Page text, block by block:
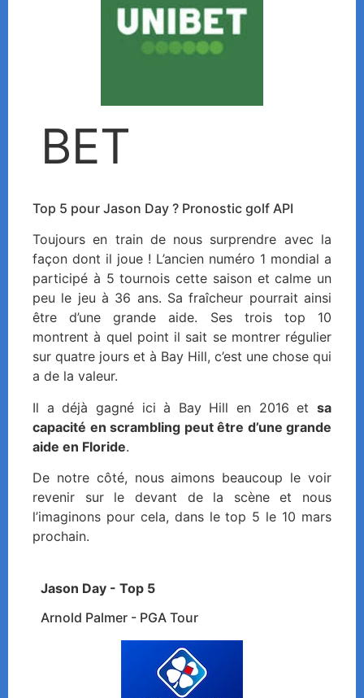
BET
Top 5 pour Jason Day ? Pronostic golf API
Toujours en train de nous surprendre avec la
façon dont il joue ! L’ancien numéro 1 mondial a
participé à 5 tournois cette saison et calme un
peu le jeu à 36 ans. Sa fraîcheur pourrait ainsi
être d’une grande aide. Ses trois top 10
montrent à quel point il sait se montrer régulier
sur quatre jours et à Bay Hill, c’est une chose qui
a de la valeur.
Il a déjà gagné ici à Bay Hill en 2016 et sa
capacité en scrambling peut être d’une grande
aide en Floride.
De notre côté, nous aimons beaucoup le voir
revenir sur le devant de la scène et nous
l’imaginons pour cela, dans le top 5 le 10 mars
prochain.
Jason Day - Top 5
Arnold Palmer - PGA Tour